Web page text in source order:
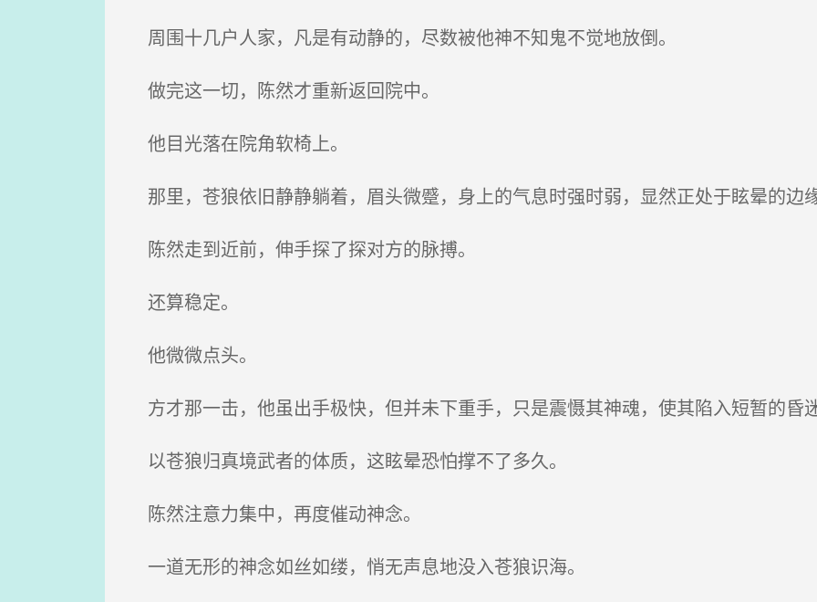
周围十几户人家，凡是有动静的，尽数被他神不知鬼不觉地放倒。
做完这一切，陈然才重新返回院中。
他目光落在院角软椅上。
那里，苍狼依旧静静躺着，眉头微蹙，身上的气息时强时弱，显然正处于眩晕的边
陈然走到近前，伸手探了探对方的脉搏。
还算稳定。
他微微点头。
方才那一击，他虽出手极快，但并未下重手，只是震慑其神魂，使其陷入短暂的昏迷
以苍狼归真境武者的体质，这眩晕恐怕撑不了多久。
陈然注意力集中，再度催动神念。
一道无形的神念如丝如缕，悄无声息地没入苍狼识海。